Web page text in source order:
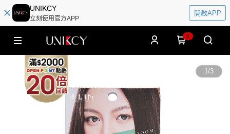
UNIKCY
立刻使用官方APP
開啟APP
0
1/3